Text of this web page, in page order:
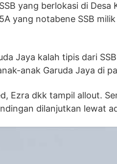
yang berlokasi di
yang notabene SSB
Jaya kalah tipis dari
anak Garuda Jaya di
Ezra dkk tampil allout.
dilanjutkan lewat